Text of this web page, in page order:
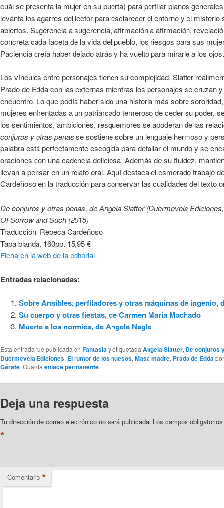
cuál se presenta la mujer en su puerta) para perfilar planos
levanta los agarres del lector para esclarecer el entorno y el misterio
abiertos. Sugerencia a sugerencia, afirmación a afirmación,
concreta cada faceta de la vida del pueblo, los riesgos para sus
Paciencia creía haber dejado atrás y ha vuelto para mirarle a los
Los vínculos entre personajes tienen su complejidad. Slatter
Prado de Edda con las externas mientras los personajes se cruzan
encuentro. Lo que podía haber sido una historia más sobre
mujeres enfrentadas a un patriarcado temeroso de ceder su poder,
los sentimientos, ambiciones, resquemores se apoderan de las
conjuros y otras penas se sostiene sobre un lenguaje hermoso y
palabra está perfectamente escogida para detallar el mundo y se
oraciones con una cadencia deliciosa. Además de su fluidez,
llevan a pensar en un relato oral. Aquí destaca el esmerado trabajo
Cardeñoso en la traducción para conservar las cualidades del texto
De conjuros y otras penas, de Angela Slatter (Duermevela
Of Sorrow and Such (2015)
Traducción: Rebeca Cardeñoso
Tapa blanda. 160pp. 15,95 €
Ficha en la web de la editorial
Entradas relacionadas:
Sobre Ansibles, perfiladores y otras máquinas de ingenio,
Su cuerpo y otras fiestas, de Carmen Maria Machado
Muerte a los normies, de Angela Nagle
Esta entrada fue publicada en Fantasíay etiquetada Angela Slatter, De conjuros
Duermevela Ediciones, El rumor de los huesos, Masa madre, Prado de Eddapor
Gárate. Guarda enlace permanente.
Deja una respuesta
Tu dirección de correo electrónico no será publicada. Los campos
*
Comentario *